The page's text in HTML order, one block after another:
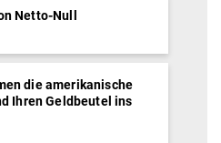
Netto-Null
die amerikanische
Ihren Geldbeutel ins